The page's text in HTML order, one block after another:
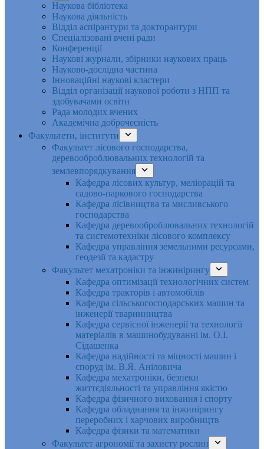
Наукова бібліотека
Наукова діяльність
Відділ аспірантури та докторантури
Спеціалізовані вчені ради
Конференції
Наукові журнали, збірники наукових праць
Науково-дослідна частина
Інноваційні наукові кластери
Відділ організації наукової роботи з НПП та
здобувачами освіти
Рада молодих вчених
Академічна доброчесність
Факультети, інститути
Факультет лісового господарства,
деревооброблювальних технологій та
землевпорядкування
Кафедра лісових культур, меліорацій та
садово-паркового господарства
Кафедра лісівництва та мисливського
господарства
Кафедра деревооброблювальних технологій
та системотехніки лісового комплексу
Кафедра управління земельними ресурсами,
геодезії та кадастру
Факультет мехатроніки та інжинірингу
Кафедра оптимізації технологічних систем
Кафедра тракторів і автомобілів
Кафедра сільськогосподарських машин та
інженерії тваринництва
Кафедра cервісної інженерії та технології
матеріалів в машинобудуванні ім. О.І.
Сідашенка
Кафедра надійності та міцності машин і
споруд ім. В.Я. Аніловича
Кафедра мехатроніки, безпеки
життєдіяльності та управління якістю
Кафедра фізичного виховання і спорту
Кафедра обладнання та інжинірингу
переробних і харчових виробництв
Кафедра фізики та математики
Факультет агрономії та захисту рослин